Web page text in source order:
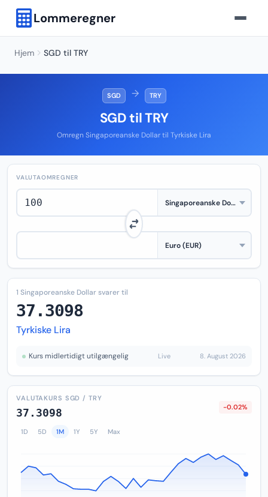
Lommeregner
Hjem SGD til TRY
SGD → TRY
SGD til TRY
Omregn Singaporeanske Dollar til Tyrkiske Lira
VALUTAOMREGNER
1 Singaporeanske Dollar svarer til
37.3098
Tyrkiske Lira
Kurs midlertidigt utilgængelig Live 8. August 2026
VALUTAKURS SGD / TRY
37.3098 -0.02%
1D 5D 1M 1Y 5Y Max